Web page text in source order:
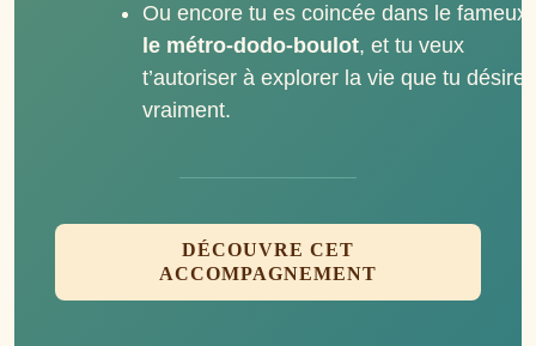
Ou encore tu es coincée dans le fameux
le métro-dodo-boulot, et tu veux
t’autoriser à explorer la vie que tu désires
vraiment.
DÉCOUVRE CET
ACCOMPAGNEMENT